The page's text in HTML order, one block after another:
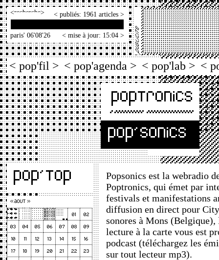
< > < publiés: 1961 articles >
paris' 06'08'26 < mise à jour: 15:04 >
< pop'fil > < pop'agenda > < pop'lab > <
Popsonics est la webradio
Poptronics, qui émet par
festivals et manifestations
diffusion en direct pour
sonores à Mons
lecture à la carte vous est
podcast (téléchargez les
sur tout lecteur mp3).